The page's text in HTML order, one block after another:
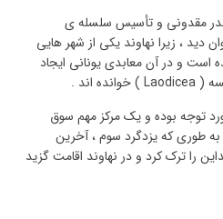
مقدونی و تأسیس سلسله ی
دید ، زیرا نهاوند یکی از شهر هایی
و در آن معابدی یونانی ایجاد
(
Laodicea ) خوانده اند .
توجه بوده و یک مرکز مهم سوق
که یزدگرد سوم ، آخرین
را ترک کرد و در نهاوند اقامت گزید